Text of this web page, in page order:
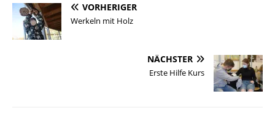
VORHERIGER
Werkeln mit Holz
NÄCHSTER
Erste Hilfe Kurs